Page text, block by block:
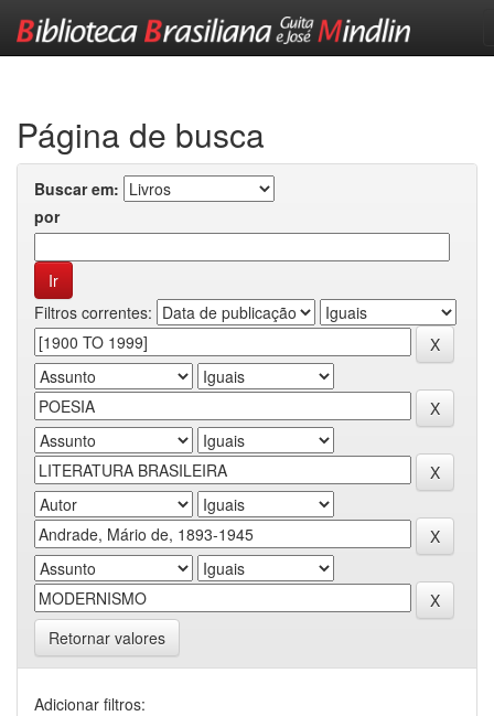
Página de busca
Buscar em:
por
Filtros correntes:
Retornar valores
Adicionar filtros: